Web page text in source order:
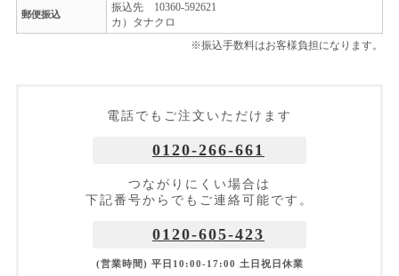
郵便振込
振込先 10360-592621
カ）タナクロ
※振込手数料はお客様負担になります。
電話でもご注文いただけます
0120-266-661
つながりにくい場合は
下記番号からでもご連絡可能です。
0120-605-423
(営業時間) 平日10:00-17:00 土日祝日休業